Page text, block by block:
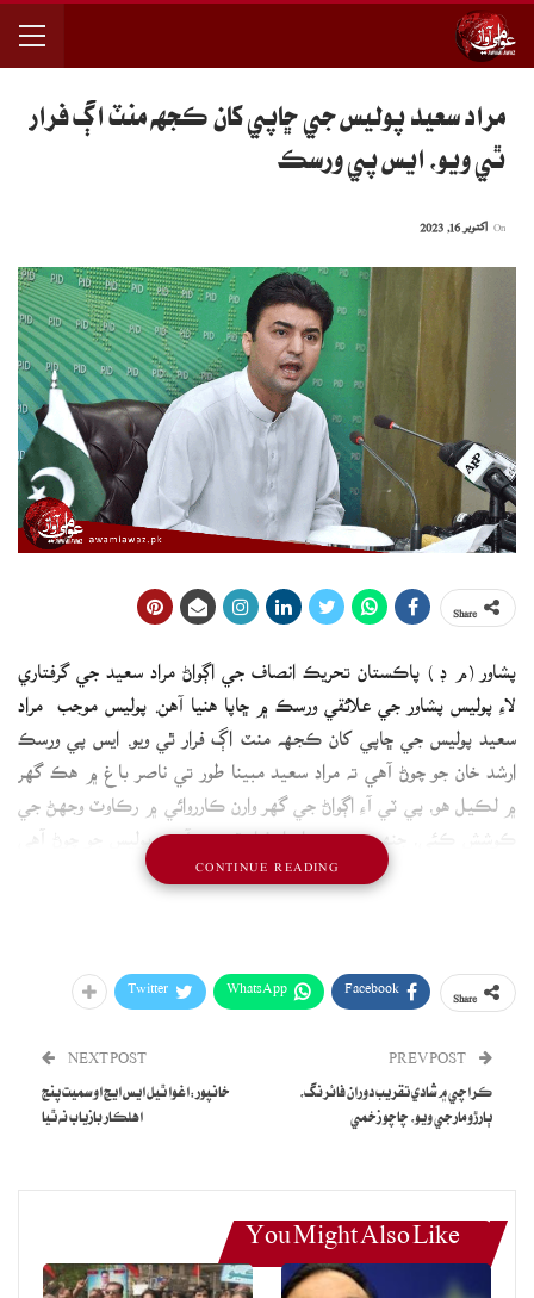
مراد سعيد پوليس جي ڇاپي کان ڪجهه منٽ اڳ فرار
ٿي ويو، ايس پي ورسڪ
اکتوبر 16, 2023
پشاور (م ڊ ) پاڪستان تحريڪ انصاف جي اڳواڻ مراد سعيد جي گرفتاري
لاءِ پوليس پشاور جي علائقي ورسڪ ۾ ڇاپا هنيا آهن. پوليس موجب مراد
سعيد پوليس جي ڇاپي کان ڪجهه منٽ اڳ فرار ٿي ويو. ايس پي ​ورسڪ
ارشد خان جو چوڻ آهي ته مراد سعيد مبينا طور تي ناصر باغ ۾ هڪ گهر
۾ لڪيل هو، پي ٽي آءِ اڳواڻ جي گهر وارن ڪارروائي ۾ رڪاوٽ وجهڻ جي
ڪوشش ڪئي، جنهن سبب جوابدار فرار ٿي ويو آهي. پوليس جو چوڻ آهي
ته مراد سعيد جا 2 ملازم به گهر ۾ موجود هئا، پي ٽي آءِ اڳواڻ جي ساهورن
پوليس تي پٿراءُ ۽ بدتميزي ڪئي، ڇاپي دوران مراد سعيد جي گاڏي به هٿ
Facebook
WhatsApp
Twitter
ڪراچي ۾ شادي تقريب دوران فائرنگ،
ٻارڙو مارجي ويو، چاچو زخمي
NEXT POST
خانپور:اغوا ٿيل ايس ايڇ او سميت پنج
اهلڪار بازياب نه ٿيا
You Might Also Like